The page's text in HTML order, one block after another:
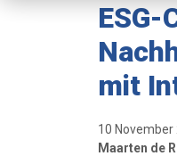
ESG-
mit
10 November
Maarten de